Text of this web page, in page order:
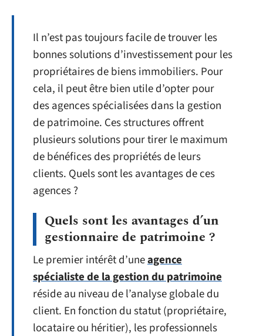
Il n’est pas toujours facile de trouver les
bonnes solutions d’investissement pour les
propriétaires de biens immobiliers. Pour
cela, il peut être bien utile d’opter pour
des agences spécialisées dans la gestion
de patrimoine. Ces structures offrent
plusieurs solutions pour tirer le maximum
de bénéfices des propriétés de leurs
clients. Quels sont les avantages de ces
agences ?
Quels sont les avantages d’un
gestionnaire de patrimoine ?
Le premier intérêt d’uneagence
spécialiste de la gestion du patrimoine
réside au niveau de l’analyse globale du
client. En fonction du statut (propriétaire,
locataire ou héritier), les professionnels